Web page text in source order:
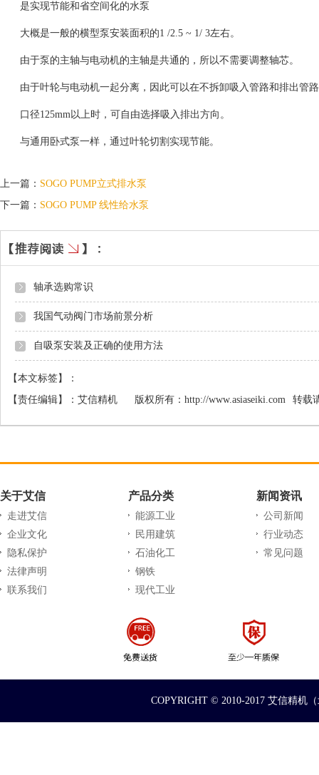
是实现节能和省空间化的水泵
大概是一般的横型泵安装面积的1 /2.5 ~ 1/ 3左右。
由于泵的主轴与电动机的主轴是共通的，所以不需要调整轴芯。
由于叶轮与电动机一起分离，因此可以在不拆卸吸入管路和排出管
口径125mm以上时，可自由选择吸入排出方向。
与通用卧式泵一样，通过叶轮切割实现节能。
上一篇： SOGO PUMP立式排水泵
下一篇： SOGO PUMP 线性给水泵
轴承选购常识
我国气动阀门市场前景分析
自吸泵安装及正确的使用方法
【本文标签】：
【责任编辑】： 艾信精机 版权所有： http://www.asiaseiki.com 转载
关于艾信
走进艾信
企业文化
隐私保护
法律声明
联系我们
产品分类
能源工业
民用建筑
石油化工
钢铁
现代工业
新闻资讯
公司新闻
行业动态
常见问题
COPYRIGHT © 2010-2017 艾信精机